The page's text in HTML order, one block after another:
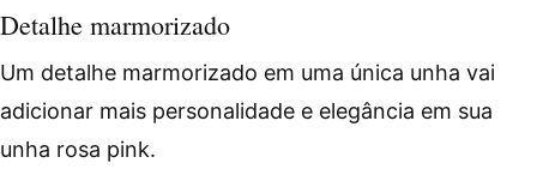
Detalhe marmorizado
Um detalhe marmorizado em uma única unha vai
adicionar mais personalidade e elegância em sua
unha rosa pink.